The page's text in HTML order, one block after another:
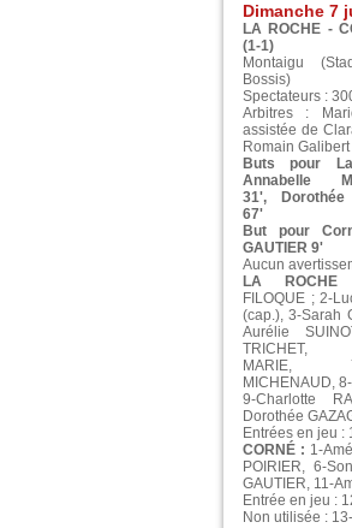
Dimanche 7
LA ROCHE -
(1-1)
Montaigu
Bossis)
Spectateurs :
Arbitres :
assistée de
Romain Galibert
Buts pour
Annabelle
31', Dorothée
67'
But pour
GAUTIER 9'
Aucun
LA
FILOQUE ; 2-
(cap.), 3-Sarah
Aurélie
TRICHET,
MARIE, 7-
MICHENAUD,
9-Charlotte
Dorothée
Entrées en jeu :
CORNÉ : 1-
POIRIER, 6-
GAUTIER, 11-
Entrée en jeu :
Non utilisée :